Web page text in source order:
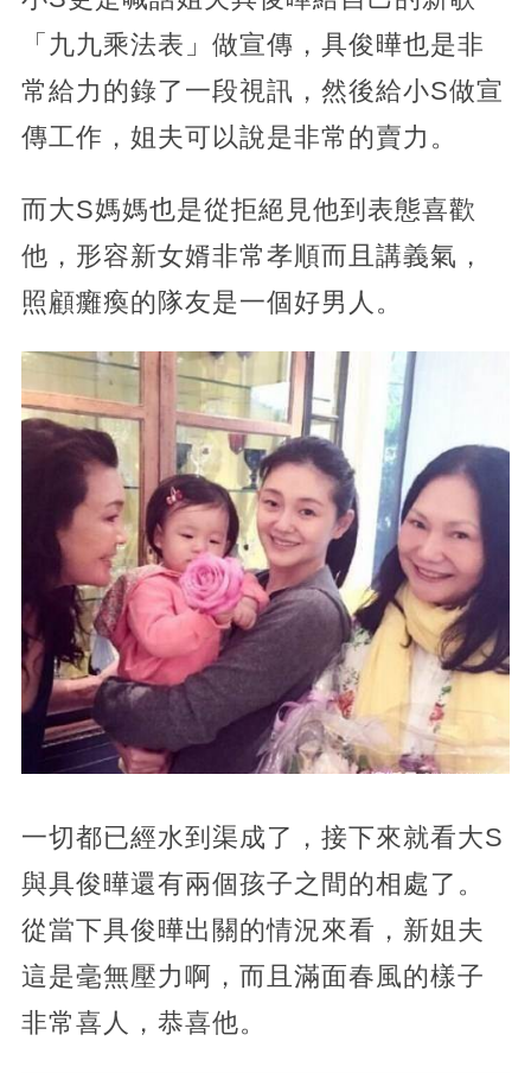
「九九乘法表」做宣傳，具俊曄也是非
常給力的錄了一段視訊，然後給小S做宣
傳工作，姐夫可以說是非常的賣力。
而大S媽媽也是從拒絕見他到表態喜歡
他，形容新女婿非常孝順而且講義氣，
照顧癱瘓的隊友是一個好男人。
一切都已經水到渠成了，接下來就看大S
與具俊曄還有兩個孩子之間的相處了。
從當下具俊曄出關的情況來看，新姐夫
這是毫無壓力啊，而且滿面春風的樣子
非常喜人，恭喜他。